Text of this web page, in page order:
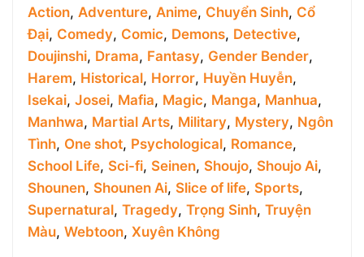
Action, Adventure, Anime, Chuyển Sinh, Cổ
Đại, Comedy, Comic, Demons, Detective,
Doujinshi, Drama, Fantasy, Gender Bender,
Harem, Historical, Horror, Huyền Huyễn,
Isekai, Josei, Mafia, Magic, Manga, Manhua,
Manhwa, Martial Arts, Military, Mystery, Ngôn
Tình, One shot, Psychological, Romance,
School Life, Sci-fi, Seinen, Shoujo, Shoujo Ai,
Shounen, Shounen Ai, Slice of life, Sports,
Supernatural, Tragedy, Trọng Sinh, Truyện
Màu, Webtoon, Xuyên Không